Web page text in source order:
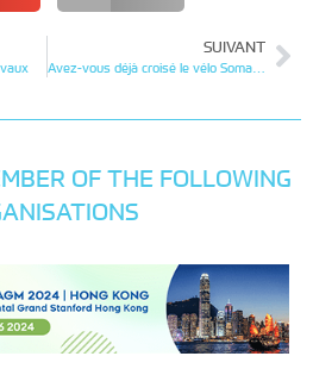
SUIVANT
Avez-vous déjà croisé le vélo Somatra ?
OF THE FOLLOWING